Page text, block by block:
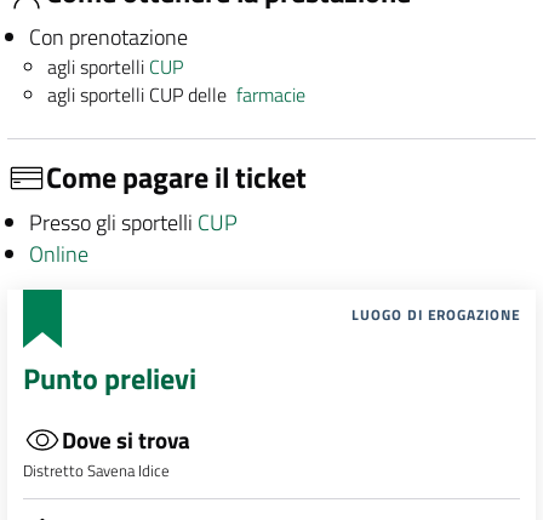
Con prenotazione
agli sportelli CUP
agli sportelli CUP dellefarmacie
Come pagare il ticket
Presso gli sportelli CUP
Online
LUOGO DI EROGAZIONE
Punto prelievi
Dove si trova
Distretto Savena Idice